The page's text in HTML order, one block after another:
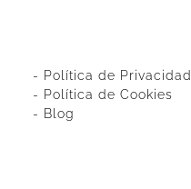
- Política de Privacidad
- Política de Cookies
- Blog